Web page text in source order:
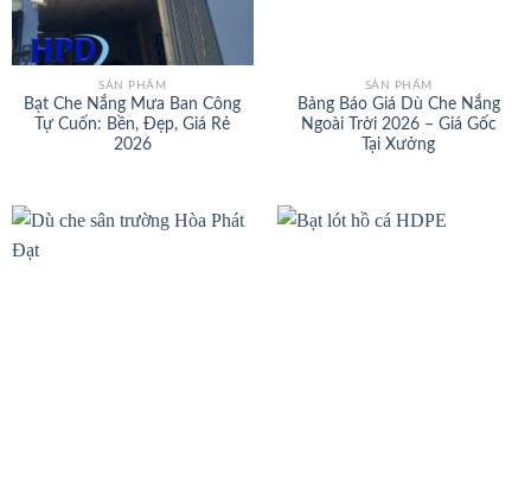
SẢN PHẨM
Bạt Che Nắng Mưa Ban Công
Tự Cuốn: Bền, Đẹp, Giá Rẻ
2026
SẢN PHẨM
Bảng Báo Giá Dù Che Nắng
Ngoài Trời 2026 – Giá Gốc
Tại Xưởng